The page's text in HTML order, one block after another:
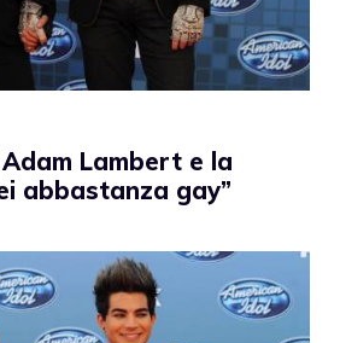
Lambert e la
abbastanza gay”